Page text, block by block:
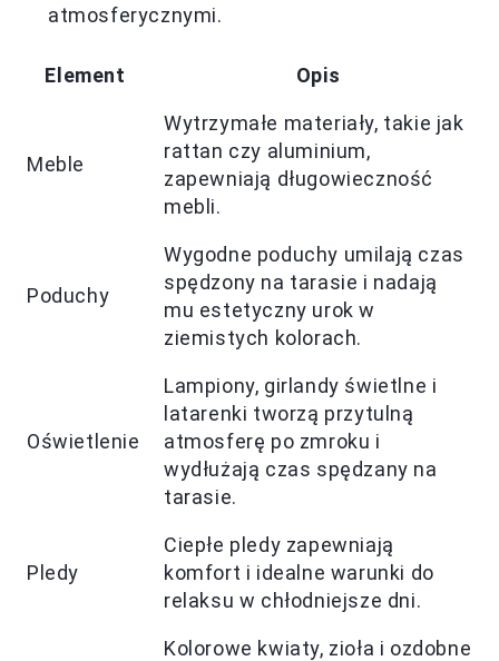
atmosferycznymi.
Element Opis
Meble
Wytrzymałe materiały, takie jak
rattan czy aluminium,
zapewniają długowieczność
mebli.
Poduchy
Wygodne poduchy umilają czas
spędzony na tarasie i nadają
mu estetyczny urok w
ziemistych kolorach.
Oświetlenie
Lampiony, girlandy świetlne i
latarenki tworzą przytulną
atmosferę po zmroku i
wydłużają czas spędzany na
tarasie.
Pledy
Ciepłe pledy zapewniają
komfort i idealne warunki do
relaksu w chłodniejsze dni.
Kolorowe kwiaty, zioła i ozdobne